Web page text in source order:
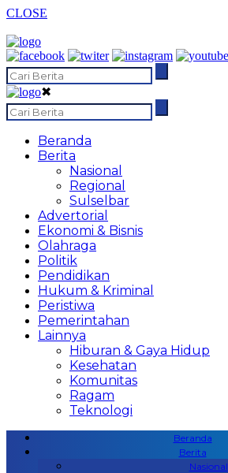
CLOSE
✖
Beranda
Berita
Nasional
Regional
Sulselbar
Advertorial
Ekonomi & Bisnis
Olahraga
Politik
Pendidikan
Hukum & Kriminal
Peristiwa
Pemerintahan
Lainnya
Hiburan & Gaya Hidup
Kesehatan
Komunitas
Ragam
Teknologi
Beranda
Berita
Nasional